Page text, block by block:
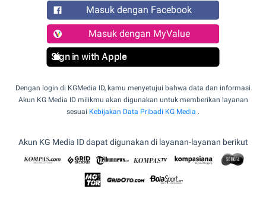
Masuk dengan Facebook
Masuk dengan MyValue
Sign in with Apple
Dengan login di KGMedia ID, kamu menyetujui bahwa data dan informasi
Akun KG Media ID milikmu akan digunakan untuk memberikan layanan
sesuai Kebijakan Data Pribadi KG Media .
Akun KG Media ID dapat digunakan di layanan-layanan berikut